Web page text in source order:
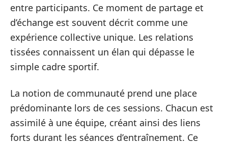
entre participants. Ce moment de partage et
d’échange est souvent décrit comme une
expérience collective unique. Les relations
tissées connaissent un élan qui dépasse le
simple cadre sportif.
La notion de communauté prend une place
prédominante lors de ces sessions. Chacun est
assimilé à une équipe, créant ainsi des liens
forts durant les séances d’entraînement. Ce